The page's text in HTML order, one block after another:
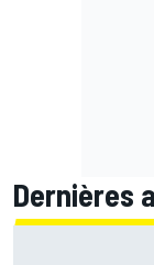
Dernières